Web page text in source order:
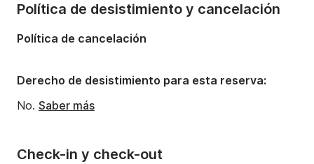
Check-in y check-out
Política de desistimiento y cancelación
Política de cancelación
Derecho de desistimiento para esta reserva:
No. Saber más